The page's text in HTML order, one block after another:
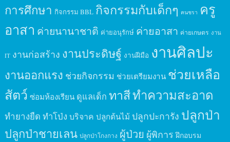
การศึกษา กิจกรรม BBL กิจกรรมกับเด็กๆ คนชรา ครู
อาสา ค่ายนานาชาติ ค่ายอนุรักษ์ ค่ายอาสา ค่ายเกษตร งาน
IT งานก่อสร้าง งานประดิษฐ์ งานฝีมือ งานศิลปะ
งานออกแรง ช่วยกิจกรรม ช่วยเตรียมงาน ช่วยเหลือ
สัตว์ ซ่อมห้องเรียน ดูแลเด็ก ทาสีทำความสะอาด
ทำยางยืด ทำโป่ง บริจาค ปลูกต้นไม้ ปลูกปะการัง ปลูกป่า
ปลูกป่าชายเลน ปลูกป่าโกงกาง ผู้ป่วย ผู้พิการ ฝึกอบรม